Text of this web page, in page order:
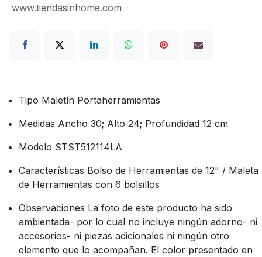
www.tiendasinhome.com
Tipo Maletín Portaherramientas
Medidas Ancho 30; Alto 24; Profundidad 12 cm
Modelo STST512114LA
Características Bolso de Herramientas de 12" / Maleta
de Herramientas con 6 bolsillos
Observaciones La foto de este producto ha sido
ambientada- por lo cual no incluye ningún adorno- ni
accesorios- ni piezas adicionales ni ningún otro
elemento que lo acompañan. El color presentado en